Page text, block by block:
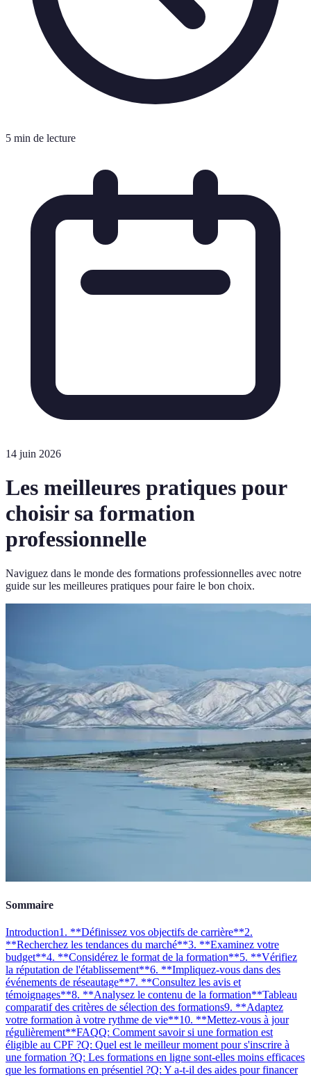
5 min de lecture
14 juin 2026
Les meilleures pratiques pour
choisir sa formation
professionnelle
Naviguez dans le monde des formations professionnelles avec notre
guide sur les meilleures pratiques pour faire le bon choix.
Sommaire
Introduction1. **Définissez vos objectifs de carrière**2.
**Recherchez les tendances du marché**3. **Examinez votre
budget**4. **Considérez le format de la formation**5. **Vérifiez
la réputation de l'établissement**6. **Impliquez-vous dans des
événements de réseautage**7. **Consultez les avis et
témoignages**8. **Analysez le contenu de la formation**Tableau
comparatif des critères de sélection des formations9. **Adaptez
votre formation à votre rythme de vie**10. **Mettez-vous à jour
régulièrement**FAQQ: Comment savoir si une formation est
éligible au CPF ?Q: Quel est le meilleur moment pour s'inscrire à
une formation ?Q: Les formations en ligne sont-elles moins efficaces
que les formations en présentiel ?Q: Y a-t-il des aides pour financer